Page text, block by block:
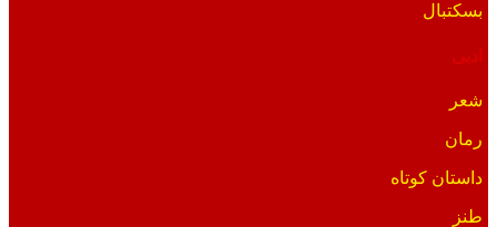
بسکتبال
ادبی
شعر
رمان
داستان کوتاه
طنز